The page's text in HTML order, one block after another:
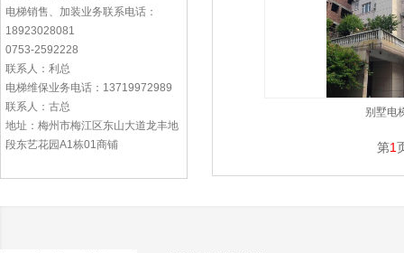
电梯销售、加装业务联系电话：
18923028081
0753-2592228
联系人：利总
电梯维保业务电话：13719972989
联系人：古总
地址：梅州市梅江区东山大道龙丰地
段东艺花园A1栋01商铺
别墅电
第1